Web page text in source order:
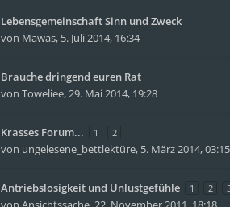
Lebensgemeinschaft Sinn und Zweck
von Mawas, 5. Juli 2014, 16:34
Brauche dringend euren Rat
von Toweliee,29. Mai 2014, 19:28
Krasses Forum... 1 2
von ungelesene_bettlektüre, 5. März 2014, 03:15
Antriebslosigkeit und Unlustgefühle 1 2